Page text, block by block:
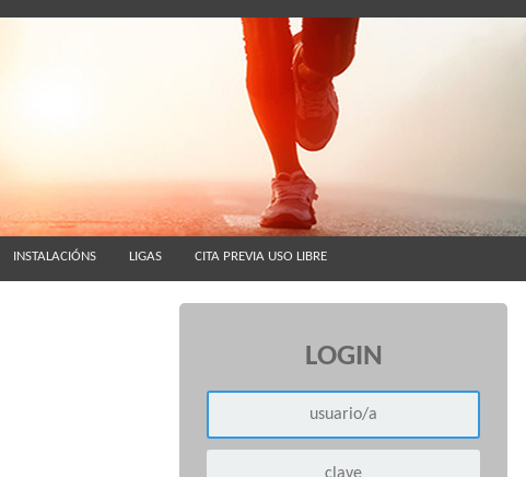
INSTALACIÓNS LIGAS CITA PREVIA USO LIBRE
LOGIN